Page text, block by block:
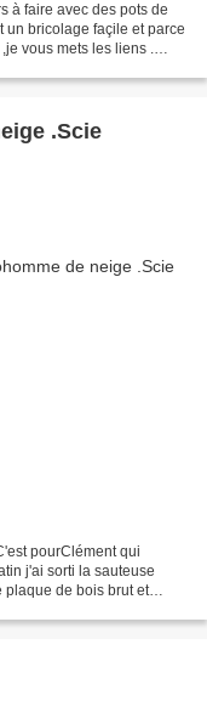
à faire avec des pots de
un bricolage façile et parce
vous mets les liens .
.Scie
pourClément qui
j'ai sorti la sauteuse
plaque de bois brut et